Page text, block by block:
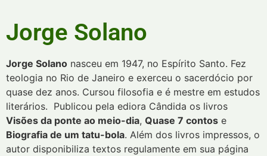
Jorge Solano
Jorge Solano nasceu em 1947, no Espírito Santo. Fez
teologia no Rio de Janeiro e exerceu o sacerdócio por
quase dez anos. Cursou filosofia e é mestre em estudos
literários. Publicou pela ediora Cândida os livros
Visões da ponte ao meio-dia, Quase 7 contos e
Biografia de um tatu-bola. Além dos livros impressos, o
autor disponibiliza textos regulamente em sua página